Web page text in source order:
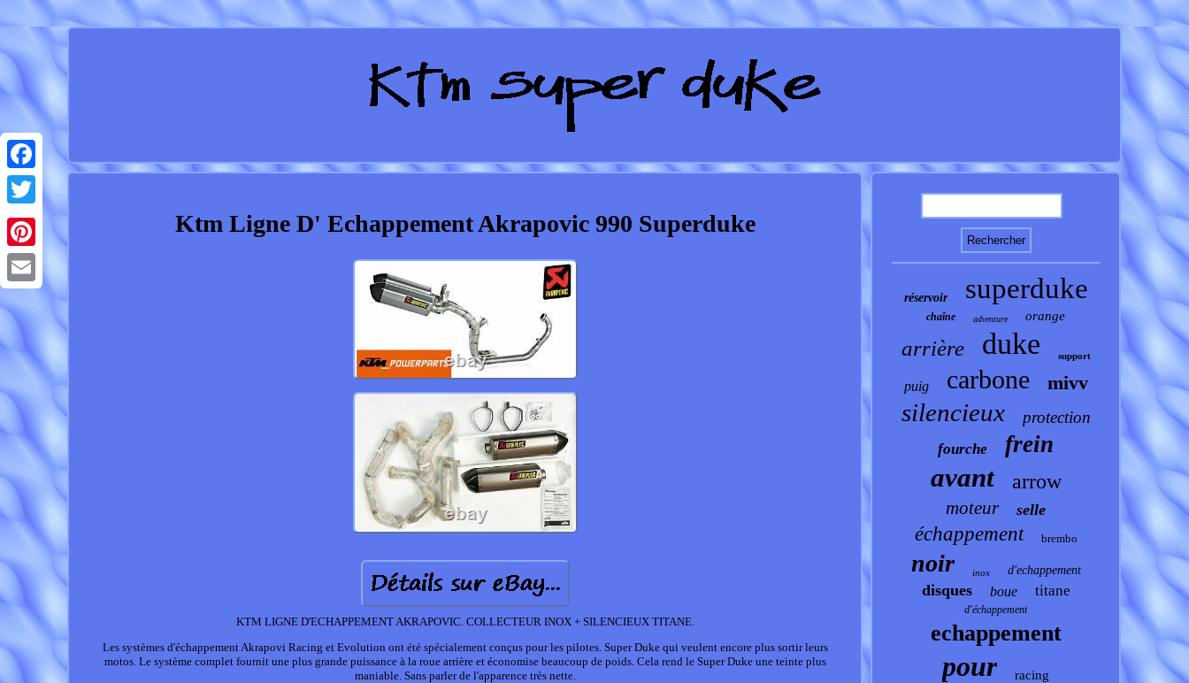
Facebook
Twitter
Pinterest
Email
Ktm Ligne D' Echappement Akrapovic 990 Superduke
KTM LIGNE D'ECHAPPEMENT AKRAPOVIC. COLLECTEUR INOX + SILENCIEUX TITANE.
Les systèmes d'échappement Akrapovi Racing et Evolution ont été spécialement conçus pour les pilotes. Super Duke qui veulent encore plus sortir leurs
motos. Le système complet fournit une plus grande puissance à la roue arrière et économise beaucoup de poids. Cela rend le Super Duke une teinte plus
maniable. Sans parler de l'apparence très nette.
réservoir superduke
chaîne adventure orange
arrière duke support
puig carbone mivv
silencieux protection
fourche frein
avant arrow
moteur selle
échappement brembo
noir inox d'echappement
disques boue titane
d'échappement
echappement
pour racing